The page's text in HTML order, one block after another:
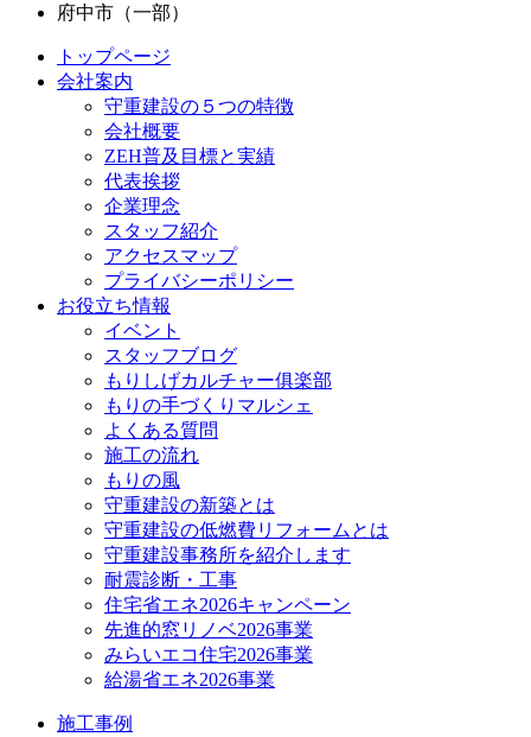
府中市（一部）
トップページ
会社案内
守重建設の５つの特徴
会社概要
ZEH普及目標と実績
代表挨拶
企業理念
スタッフ紹介
アクセスマップ
プライバシーポリシー
お役立ち情報
イベント
スタッフブログ
もりしげカルチャー俱楽部
もりの手づくりマルシェ
よくある質問
施工の流れ
もりの風
守重建設の新築とは
守重建設の低燃費リフォームとは
守重建設事務所を紹介します
耐震診断・工事
住宅省エネ2026キャンペーン
先進的窓リノベ2026事業
みらいエコ住宅2026事業
給湯省エネ2026事業
施工事例